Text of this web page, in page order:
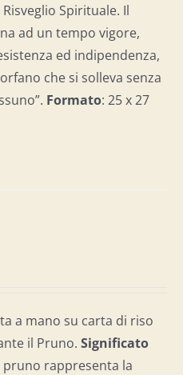
Spirituale. Il
ad un tempo vigore,
ed indipendenza,
che si solleva senza
Formato: 25 x 27
a mano su carta di riso
il Pruno.Significato
pruno rappresenta la